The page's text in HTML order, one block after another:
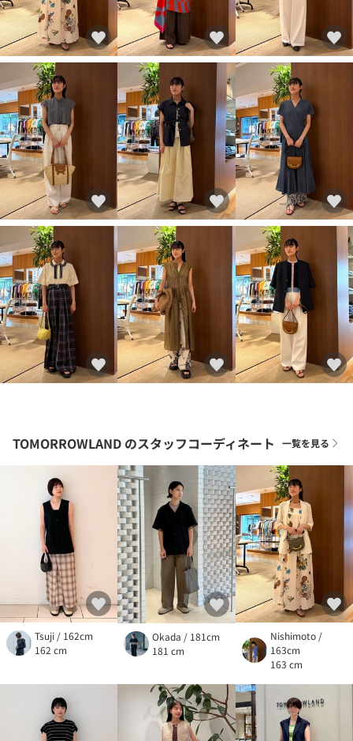
TOMORROWLAND のスタッフコーディネート 一覧を見る
Tsuji / 162cm
162 cm
Okada / 181cm
181 cm
Nishimoto /
163cm
163 cm